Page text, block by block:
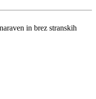
in brez stranskih